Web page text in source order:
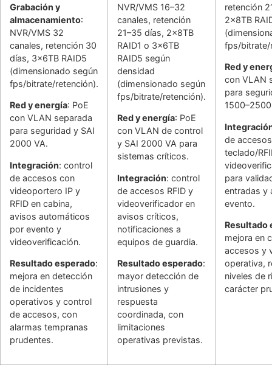
Grabación y
almacenamiento:
NVR/VMS 32
canales, retención 30
días, 3x6TB RAID5
(dimensionado según
fps/bitrate/retención).
Red y energía: PoE
con VLAN separada
para seguridad y SAI
2000 VA.
Integración: control
de accesos con
videoportero IP y
RFID en cabina,
avisos automáticos
por evento y
videoverificación.
Resultado esperado:
mejora en detección
de incidentes
operativos y control
de accesos, con
alarmas tempranas
prudentes.
NVR/VMS 16–32
canales, retención
21–35 días, 2x8TB
RAID1 o 3x6TB
RAID5 según
densidad
(dimensionado según
fps/bitrate/retención).
Red y energía: PoE
con VLAN de control
y SAI 2000 VA para
sistemas críticos.
Integración: control
de accesos RFID y
videoverificador en
avisos críticos,
notificaciones a
equipos de guardia.
Resultado esperado:
mayor detección de
intrusiones y
respuesta
coordinada, con
limitaciones
operativas previstas.
retención
2x8TB
fps/bitrate/
Red y
con VLAN
para
de
teclado/
para
entradas y
evento.
Resultado
mejora en
accesos y
operativa,
niveles de
carácter